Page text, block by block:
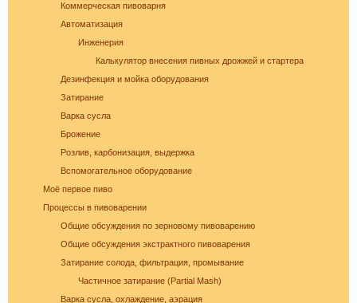
При приеме пива у мужчин выделяется гормон
дофамин, отвечающий за чувство
удовлетворения. При этом удовольствие
вызывает только вкус пива, независимо от того,
любит ли мужчина напитки этой марки, и даже
при отсутствии алкоголя.
Коммерческая пивоварня
Автоматизация
Инженерия
Калькулятор внесения пивных дрожжей и стартера
Дезинфекция и мойка оборудования
Затирание
Варка сусла
Брожение
Розлив, карбонизация, выдержка
Вспомогательное оборудование
Моё первое пиво
Процессы в пивоварении
Общие обсуждения по зерновому пивоварению
Общие обсуждения экстрактного пивоварения
Затирание солода, фильтрация, промывание
Частичное затирание (Partial Mash)
Варка сусла, охлаждение, аэрация